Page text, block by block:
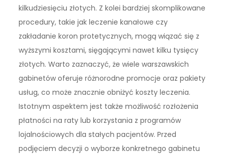
kilkudziesięciu złotych. Z kolei bardziej skomplikowane
procedury, takie jak leczenie kanałowe czy
zakładanie koron protetycznych, mogą wiązać się z
wyższymi kosztami, sięgającymi nawet kilku tysięcy
złotych. Warto zaznaczyć, że wiele warszawskich
gabinetów oferuje różnorodne promocje oraz pakiety
usług, co może znacznie obniżyć koszty leczenia.
Istotnym aspektem jest także możliwość rozłożenia
płatności na raty lub korzystania z programów
lojalnościowych dla stałych pacjentów. Przed
podjęciem decyzji o wyborze konkretnego gabinetu